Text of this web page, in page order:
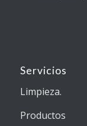
Servicios
Limpieza.
Productos